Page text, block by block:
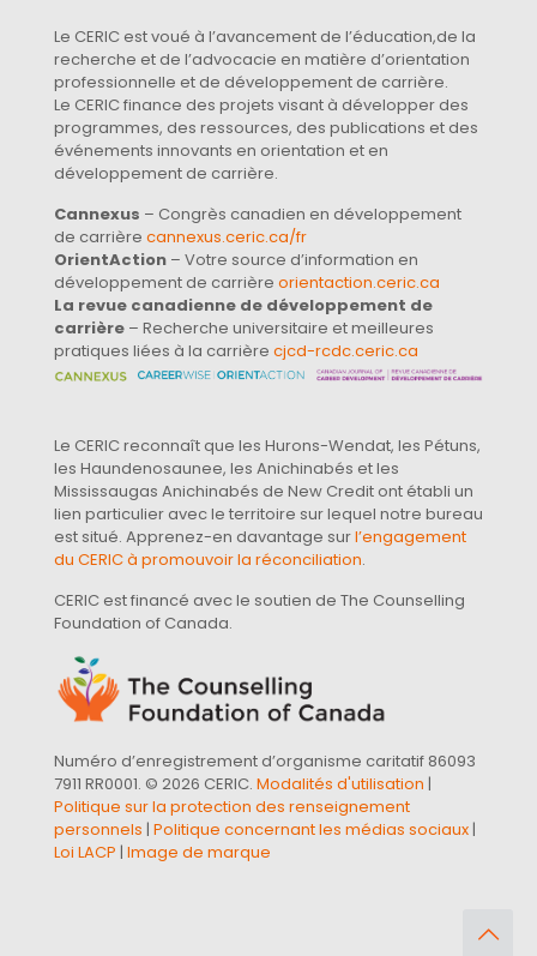
Le CERIC est voué à l’avancement de l’éducation,de la
recherche et de l’advocacie en matière d’orientation
professionnelle et de développement de carrière.
Le CERIC finance des projets visant à développer des
programmes, des ressources, des publications et des
événements innovants en orientation et en
développement de carrière.
Cannexus – Congrès canadien en développement
de carrière cannexus.ceric.ca/fr
OrientAction – Votre source d’information en
développement de carrière orientaction.ceric.ca
La revue canadienne de développement de
carrière – Recherche universitaire et meilleures
pratiques liées à la carrière cjcd-rcdc.ceric.ca
Le CERIC reconnaît que les Hurons-Wendat, les Pétuns,
les Haundenosaunee, les Anichinabés et les
Mississaugas Anichinabés de New Credit ont établi un
lien particulier avec le territoire sur lequel notre bureau
est situé. Apprenez-en davantage surl’engagement
du CERIC à promouvoir la réconciliation.
CERIC est financé avec le soutien de The Counselling
Foundation of Canada.
Numéro d’enregistrement d’organisme caritatif 86093
7911 RR0001. © 2026 CERIC. Modalités d'utilisation |
Politique sur la protection des renseignement
personnels | Politique concernant les médias sociaux|
Loi LACP | Image de marque